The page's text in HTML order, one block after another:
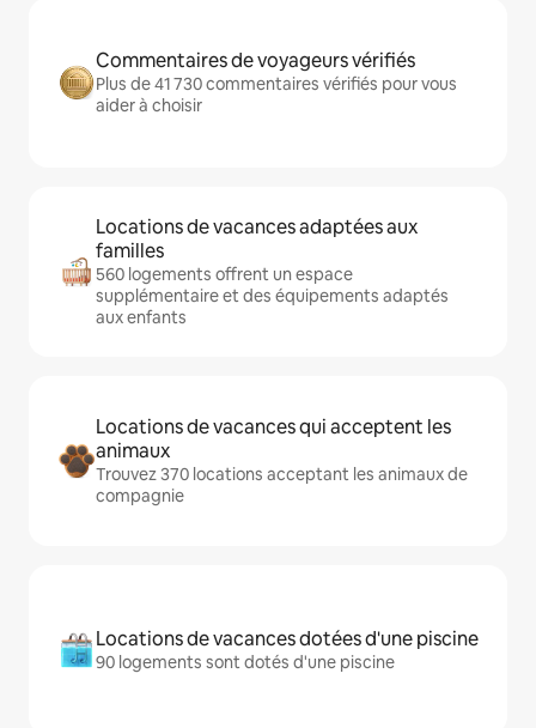
Commentaires de voyageurs vérifiés
Plus de 41 730 commentaires vérifiés pour vous
aider à choisir
Locations de vacances adaptées aux
familles
560 logements offrent un espace
supplémentaire et des équipements adaptés
aux enfants
Locations de vacances qui acceptent les
animaux
Trouvez 370 locations acceptant les animaux de
compagnie
Locations de vacances dotées d'une piscine
90 logements sont dotés d'une piscine